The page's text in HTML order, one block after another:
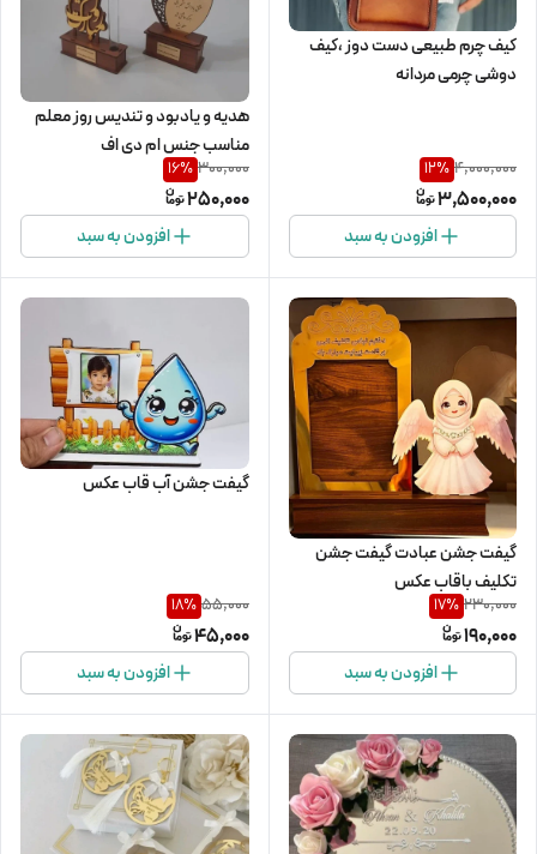
کیف چرم طبیعی دست دوز ،کیف
دوشی چرمی مردانه
4,000,000
12%
3,500,000
افزودن به سبد
هدیه و یادبود و تندیس روز معلم
مناسب جنس ام دی اف
300,000
16%
250,000
افزودن به سبد
گیفت جشن عبادت گیفت جشن
تکلیف باقاب عکس
230,000
17%
190,000
افزودن به سبد
گیفت جشن آب قاب عکس
55,000
18%
45,000
افزودن به سبد